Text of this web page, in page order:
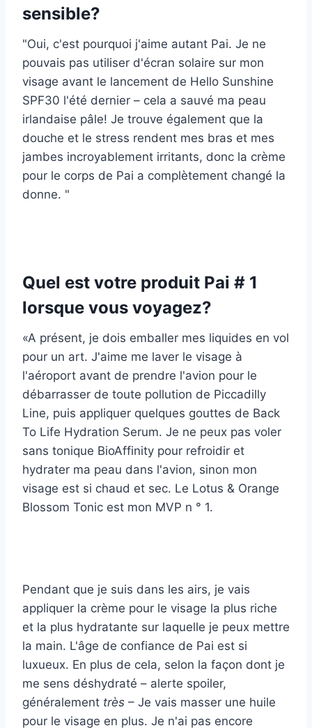
sensible?
"Oui, c'est pourquoi j'aime autant Pai. Je ne
pouvais pas utiliser d'écran solaire sur mon
visage avant le lancement de Hello Sunshine
SPF30 l'été dernier – cela a sauvé ma peau
irlandaise pâle! Je trouve également que la
douche et le stress rendent mes bras et mes
jambes incroyablement irritants, donc la crème
pour le corps de Pai a complètement changé la
donne. "
Quel est votre produit Pai # 1
lorsque vous voyagez?
«A présent, je dois emballer mes liquides en vol
pour un art. J'aime me laver le visage à
l'aéroport avant de prendre l'avion pour le
débarrasser de toute pollution de Piccadilly
Line, puis appliquer quelques gouttes de Back
To Life Hydration Serum. Je ne peux pas voler
sans tonique BioAffinity pour refroidir et
hydrater ma peau dans l'avion, sinon mon
visage est si chaud et sec. Le Lotus & Orange
Blossom Tonic est mon MVP n ° 1.
Pendant que je suis dans les airs, je vais
appliquer la crème pour le visage la plus riche
et la plus hydratante sur laquelle je peux mettre
la main. L'âge de confiance de Pai est si
luxueux. En plus de cela, selon la façon dont je
me sens déshydraté – alerte spoiler,
généralement très – Je vais masser une huile
pour le visage en plus. Je n'ai pas encore